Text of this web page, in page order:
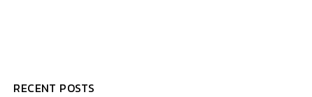
RECENT POSTS